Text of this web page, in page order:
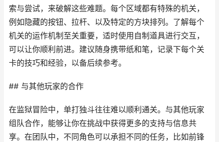
索与尝试，来破解这些难题。每个区域都有特殊的机关，
例如隐藏的按钮、拉杆、以及特定的方块排列。了解每个
机关的运作机制至关重要，适时使用自制道具进行交互，
可以让你顺利前进。建议随身携带纸和笔，记录下每个关
卡的技巧和经验，以备后续参考。
## 与其他玩家的合作
在监狱冒险中，单打独斗往往难以顺利通关。与其他玩家
组队合作，能够让你在挑战中获得更多的支持与信息共
享。在团队中，不同角色可以承担不同的任务，比如前锋